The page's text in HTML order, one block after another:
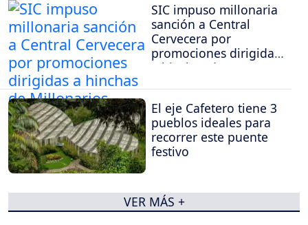
SIC impuso millonaria
sanción a Central
Cervecera por
promociones dirigidas
a hinchas de
El eje Cafetero tiene 3
pueblos ideales para
recorrer este puente
festivo
VER MÁS +